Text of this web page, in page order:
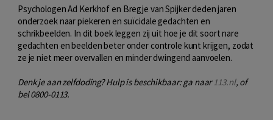
Psychologen Ad Kerkhof en Bregje van Spijker deden jaren
onderzoek naar piekeren en suïcidale gedachten en
schrikbeelden. In dit boek leggen zij uit hoe je dit soort nare
gedachten en beelden beter onder controle kunt krijgen, zodat
ze je niet meer overvallen en minder dwingend aanvoelen.
Denk je aan zelfdoding? Hulp is beschikbaar: ga naar 113.nl, of
bel 0800-0113.